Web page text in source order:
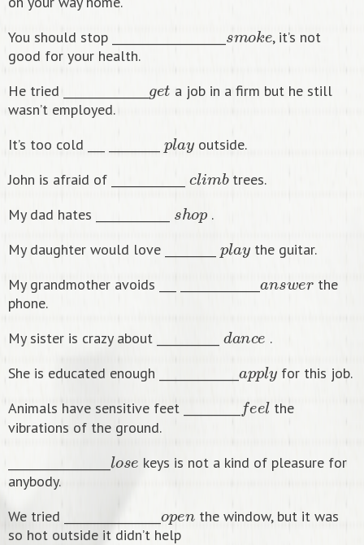
You should stop ____________________
k
, it’s not
good for your health.
He tried _______________
a job in a firm but he still
wasn’t employed.
It’s too cold ___ _________
l
outside.
John is afraid of _____________
l b
trees.
My dad hates _____________
h
.
My daughter would love _________
l
the guitar.
My grandmother avoids ___ ______________
the
phone.
My sister is crazy about ___________
d
.
She is educated enough ______________
pl
for this job.
Animals have sensitive feet __________
fe l
the
vibrations of the ground.
l
keys is not a kind of pleasure for
anybody.
We tried _________________
the window, but it was
so hot outside it didn’t help